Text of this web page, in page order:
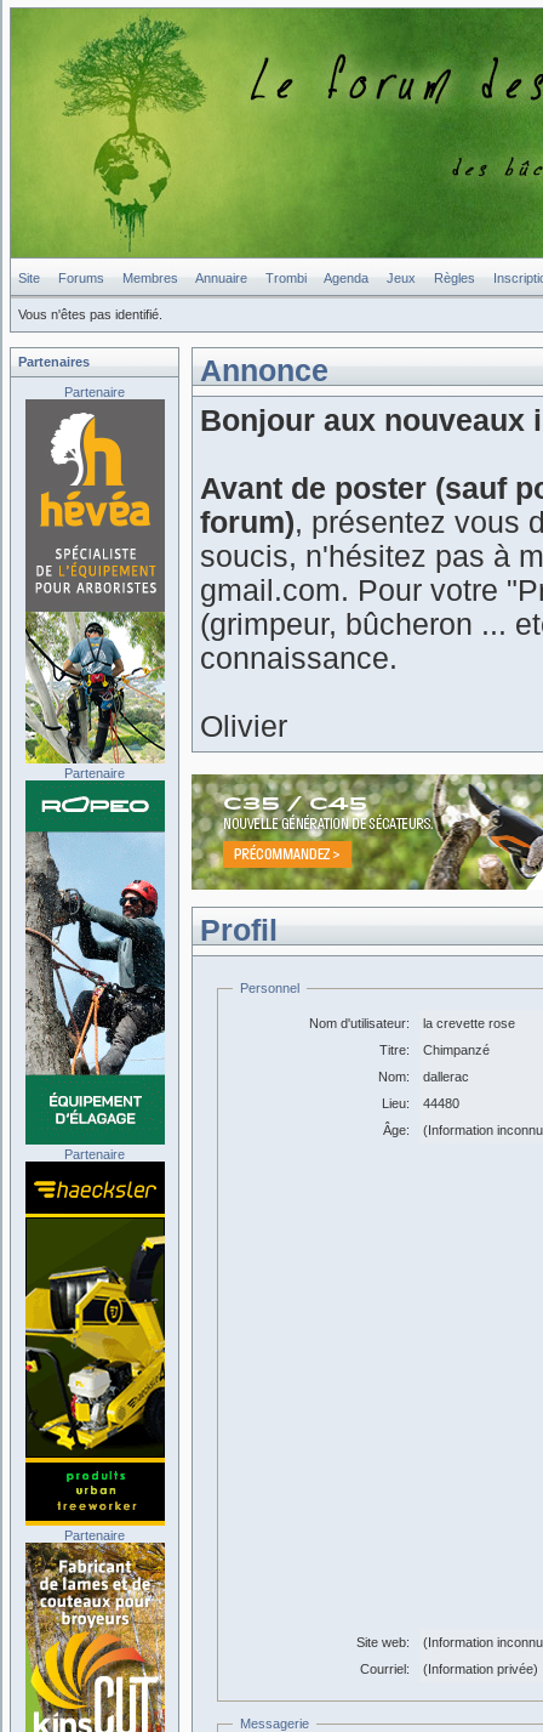
Site Forums Membres Annuaire Trombi Agenda Jeux Règles
Vous n'êtes pas identifié.
Annonce
Bonjour aux nouveaux
Avant de poster (sauf
forum), présentez vous
soucis, n'hésitez pas à
gmail.com. Pour votre
(grimpeur, bûcheron ...
connaissance.
Olivier
Profil
Personnel
Nom d'utilisateur:
la crevette rose
Titre:
Chimpanzé
Nom:
dallerac
Lieu:
44480
Âge:
(Information
Site web:
(Information
Courriel:
(Information privée)
Messagerie
Partenaires
Partenaire
Partenaire
Partenaire
Partenaire